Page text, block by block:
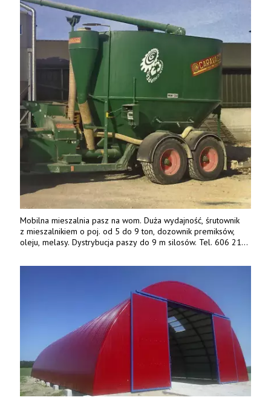
Mobilna mieszalnia pasz na wom. Duża wydajność, śrutownik
z mieszalnikiem o poj. od 5 do 9 ton, dozownik premiksów,
oleju, melasy. Dystrybucja paszy do 9 m silosów. Tel. 606 211